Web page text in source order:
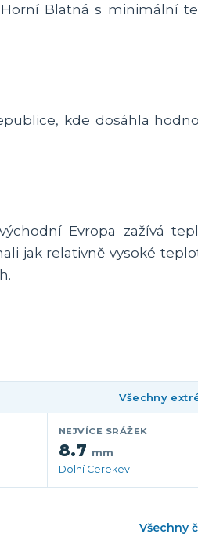
Blatná s minimální
kde dosáhla
Evropa zažívá
jak relativně vysoké
Všechny
NEJVÍCE SRÁŽEK
8.7 mm
Dolní Cerekev
Všechny